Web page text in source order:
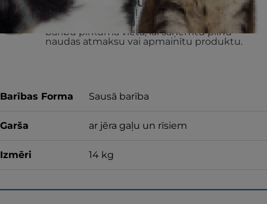
VAI ATGRIEZĪSIM JŪSU NAUDU
Ja kāda iemesla dēļ neesat apmierināts ar
iegādāto produktu, atgrieziet neizlietoto
barību pirkuma vietā, lai saņemtu pilnu
naudas atmaksu vai apmainītu produktu.
Barības Forma Sausā barība
Garša ar jēra gaļu un rīsiem
Izmēri 14 kg